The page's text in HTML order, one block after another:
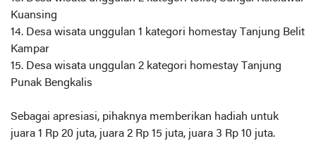
Kuansing
14. Desa wisata unggulan 1 kategori homestay Tanjung Belit
Kampar
15. Desa wisata unggulan 2 kategori homestay Tanjung
Punak Bengkalis
Sebagai apresiasi, pihaknya memberikan hadiah untuk
juara 1 Rp 20 juta, juara 2 Rp 15 juta, juara 3 Rp 10 juta.